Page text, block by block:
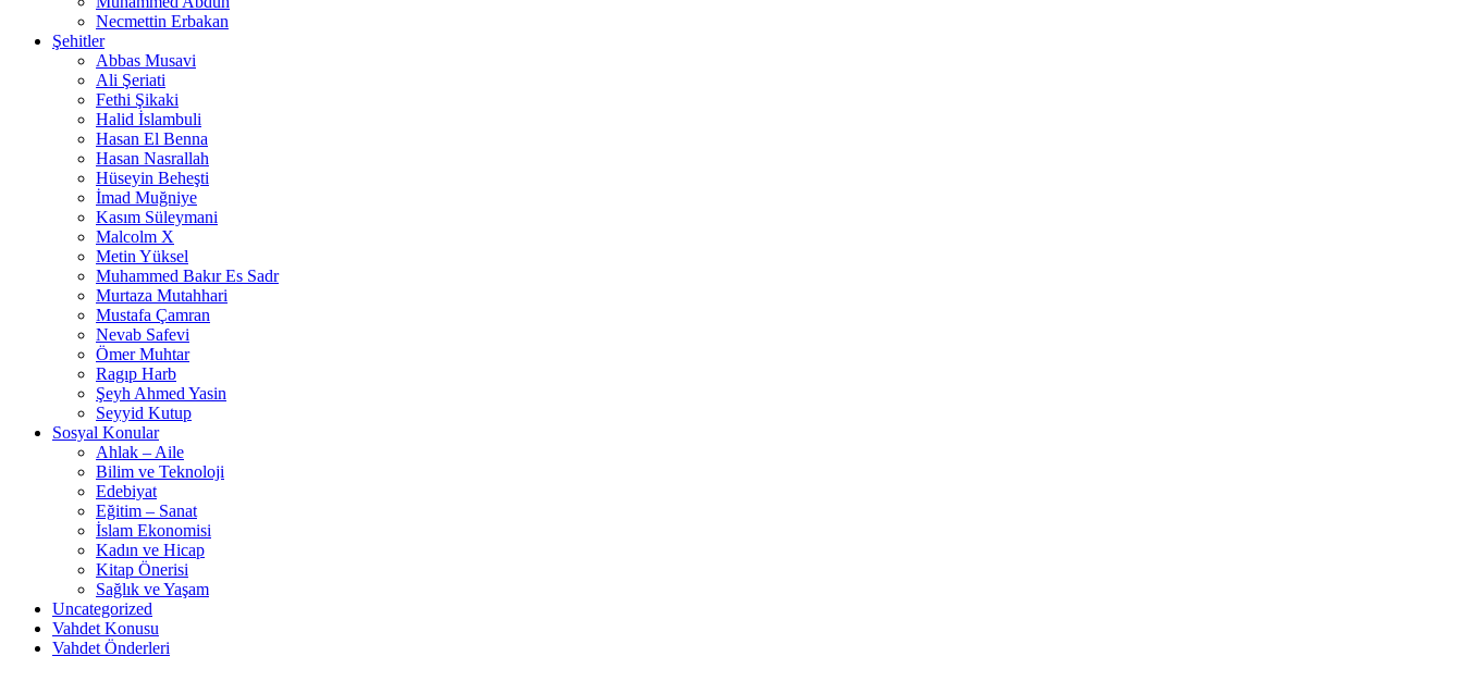
Necmettin Erbakan
Şehitler
Abbas Musavi
Ali Şeriati
Fethi Şikaki
Halid İslambuli
Hasan El Benna
Hasan Nasrallah
Hüseyin Beheşti
İmad Muğniye
Kasım Süleymani
Malcolm X
Metin Yüksel
Muhammed Bakır Es Sadr
Murtaza Mutahhari
Mustafa Çamran
Nevab Safevi
Ömer Muhtar
Ragıp Harb
Şeyh Ahmed Yasin
Seyyid Kutup
Sosyal Konular
Ahlak – Aile
Bilim ve Teknoloji
Edebiyat
Eğitim – Sanat
İslam Ekonomisi
Kadın ve Hicap
Kitap Önerisi
Sağlık ve Yaşam
Uncategorized
Vahdet Konusu
Vahdet Önderleri